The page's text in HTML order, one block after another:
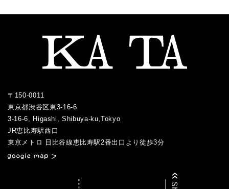
〒150-0011
東京都渋谷区東3-16-6
3-16-6, Higashi, Shibuya-ku,Tokyo
JR恵比寿駅西口
／
東京メトロ 日比谷線恵比寿駅2番出口より徒歩3分